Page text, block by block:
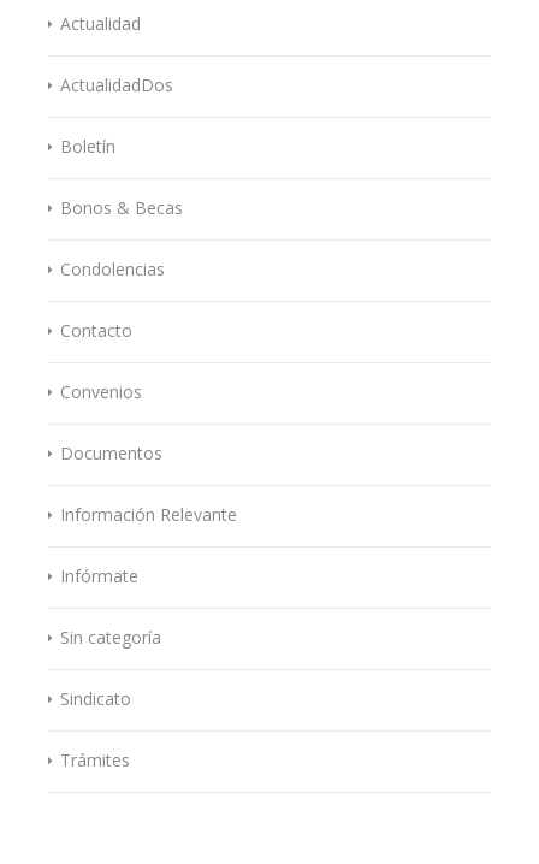
Actualidad
ActualidadDos
Boletín
Bonos & Becas
Condolencias
Contacto
Convenios
Documentos
Información Relevante
Infórmate
Sin categoría
Sindicato
Trámites